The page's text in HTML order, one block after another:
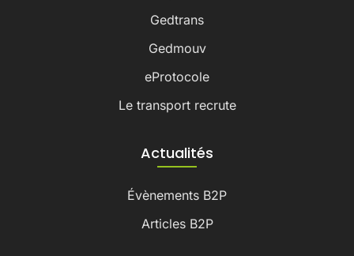
Gedtrans
Gedmouv
eProtocole
Le transport recrute
Actualités
Évènements B2P
Articles B2P